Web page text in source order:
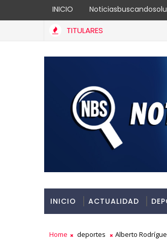
INICIO
TITULARES
INICIO ACTUALIDAD
Home deportes Alberto